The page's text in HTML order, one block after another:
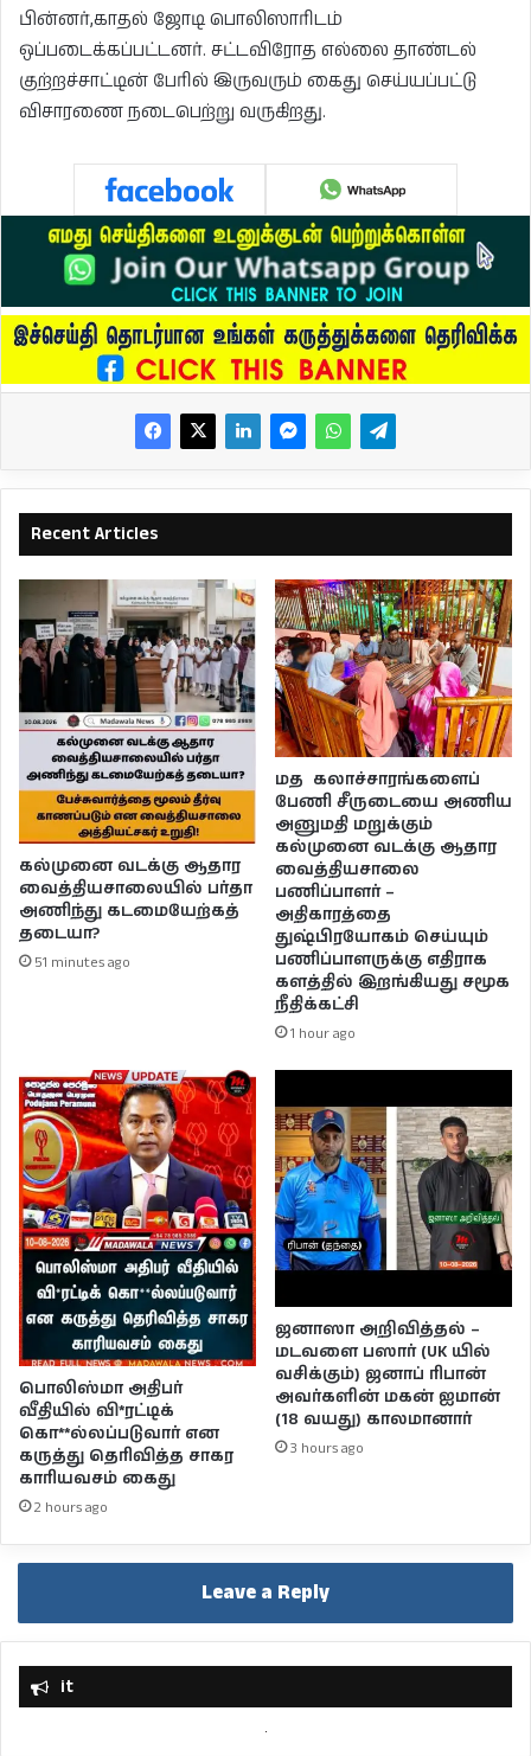
பின்னர்,காதல் ஜோடி பொலிஸாரிடம்
ஒப்படைக்கப்பட்டனர். சட்டவிரோத எல்லை தாண்டல்
குற்றச்சாட்டின் பேரில் இருவரும் கைது செய்யப்பட்டு
விசாரணை நடைபெற்று வருகிறது.
Recent Articles
கல்முனை வடக்கு ஆதார
வைத்தியசாலையில் பர்தா
அணிந்து கடமையேற்கத்
தடையா?
51 minutes ago
மத கலாச்சாரங்களைப்
பேணி சீருடையை அணிய
அனுமதி மறுக்கும்
கல்முனை வடக்கு ஆதார
வைத்தியசாலை
பணிப்பாளர் –
அதிகாரத்தை
துஷ்பிரயோகம் செய்யும்
பணிப்பாளருக்கு எதிராக
களத்தில் இறங்கியது சமூக
நீதிக்கட்சி
1 hour ago
பொலிஸ்மா அதிபர்
வீதியில் வி*ரட்டிக்
கொ**ல்லப்படுவார் என
கருத்து தெரிவித்த சாகர
காரியவசம் கைது
2 hours ago
ஜனாஸா அறிவித்தல் –
மடவளை பஸார் (UK யில்
வசிக்கும்) ஜனாப் ரிபான்
அவர்களின் மகன் ஐமான்
(18 வயது) காலமானார்
3 hours ago
Leave a Reply
it